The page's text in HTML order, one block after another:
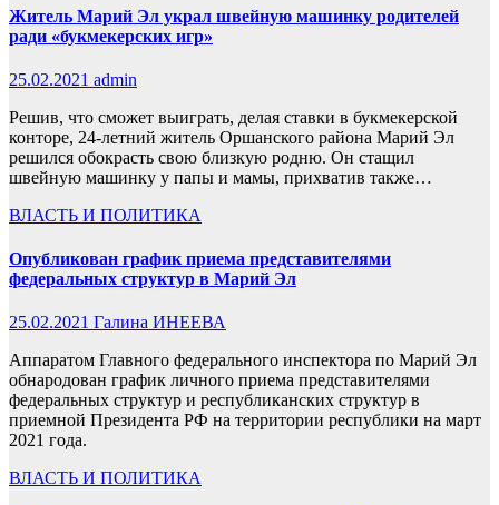
Житель Марий Эл украл швейную машинку родителей
ради «букмекерских игр»
25.02.2021 admin
Решив, что сможет выиграть, делая ставки в букмекерской
конторе, 24-летний житель Оршанского района Марий Эл
решился обокрасть свою близкую родню. Он стащил
швейную машинку у папы и мамы, прихватив также…
ВЛАСТЬ И ПОЛИТИКА
Опубликован график приема представителями
федеральных структур в Марий Эл
25.02.2021 Галина ИНЕЕВА
Аппаратом Главного федерального инспектора по Марий Эл
обнародован график личного приема представителями
федеральных структур и республиканских структур в
приемной Президента РФ на территории республики на март
2021 года.
ВЛАСТЬ И ПОЛИТИКА